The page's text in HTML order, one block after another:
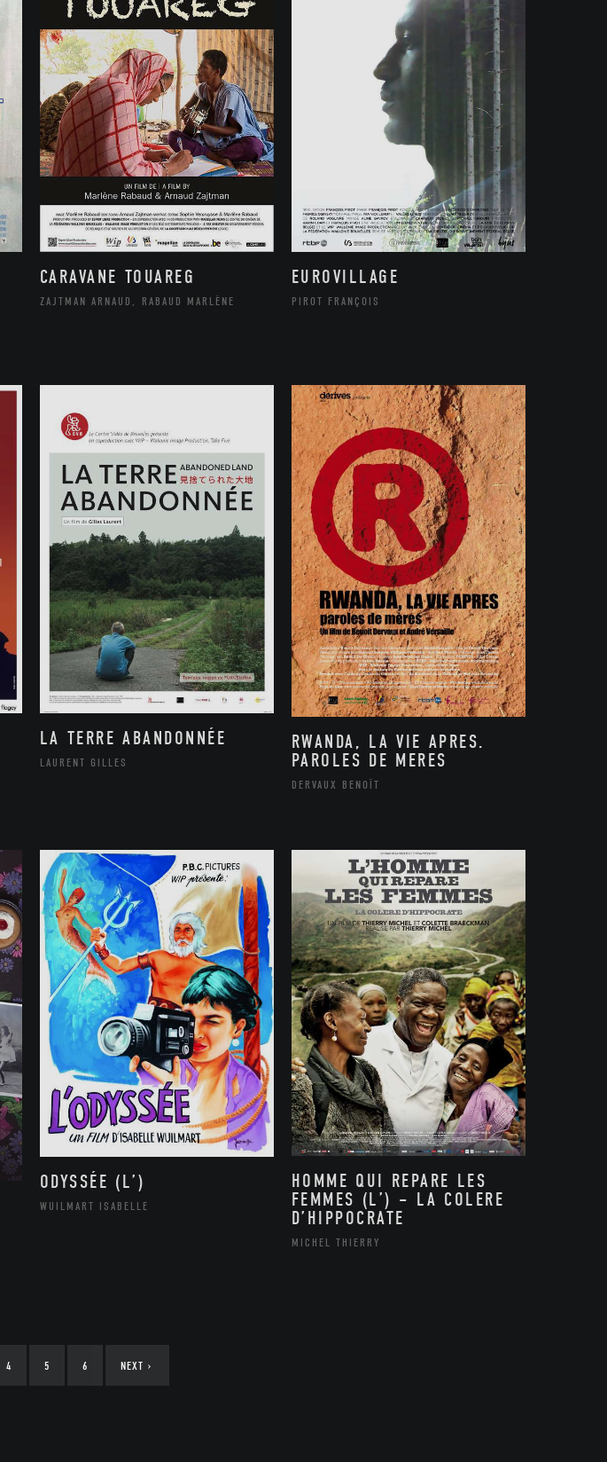
CARAVANE TOUAREG
ZAJTMAN ARNAUD, RABAUD MARLÈNE
EUROVILLAGE
PIROT FRANÇOIS
LA TERRE ABANDONNÉE
LAURENT GILLES
RWANDA, LA VIE APRES.
PAROLES DE MERES
DERVAUX BENOÎT
ODYSSÉE (L’)
WUILMART ISABELLE
HOMME QUI REPARE LES
FEMMES (L’) – LA COLERE
D’HIPPOCRATE
MICHEL THIERRY
4 5 6 NEXT ›